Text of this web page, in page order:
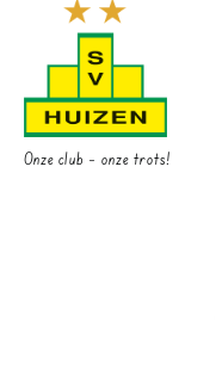
Onze club – onze trots!